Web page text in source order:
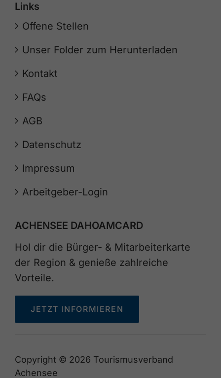
Links
Offene Stellen
Unser Folder zum Herunterladen
Kontakt
FAQs
AGB
Datenschutz
Impressum
Arbeitgeber-Login
ACHENSEE DAHOAMCARD
Hol dir die Bürger- & Mitarbeiterkarte
der Region & genieße zahlreiche
Vorteile.
JETZT INFORMIEREN
Copyright © 2026 Tourismusverband
Achensee